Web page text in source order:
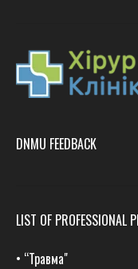
DNMU FEEDBACK
LIST OF PROFESSIONAL
• “Травма"